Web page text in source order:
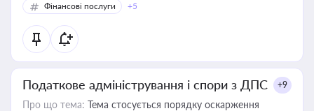
Фінансові послуги
+5
Податкове адміністрування і спори з ДПС +9
Про що тема: Тема стосується порядку оскарження